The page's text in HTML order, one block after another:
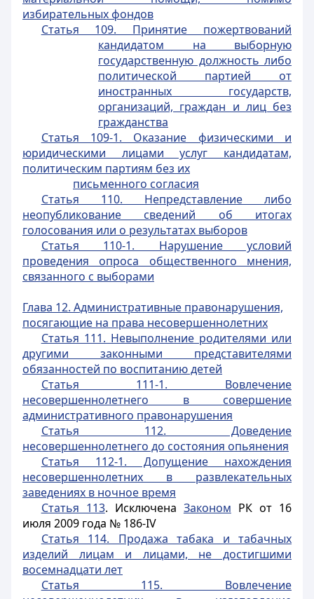
избирательных фондов
Статья 109. Принятие пожертвований
кандидатом на выборную
государственную должность либо
политической партией от
иностранных государств,
организаций, граждан и лиц без
гражданства
Статья 109-1. Оказание физическими и
юридическими лицами услуг кандидатам,
политическим партиям без их
письменного согласия
Статья 110. Непредставление либо
неопубликование сведений об итогах
голосования или о результатах выборов
Статья 110-1. Нарушение условий
проведения опроса общественного мнения,
связанного с выборами
Глава 12. Административные правонарушения,
посягающие на права несовершеннолетних
Статья 111. Невыполнение родителями или
другими законными представителями
обязанностей по воспитанию детей
Статья 111-1. Вовлечение
несовершеннолетнего в совершение
административного правонарушения
Статья 112. Доведение
несовершеннолетнего до состояния опьянения
Статья 112-1. Допущение нахождения
несовершеннолетних в развлекательных
заведениях в ночное время
Статья 113. Исключена Законом РК от 16
июля 2009 года № 186-IV
Статья 114. Продажа табака и табачных
изделий лицам и лицами, не достигшими
восемнадцати лет
Статья 115. Вовлечение